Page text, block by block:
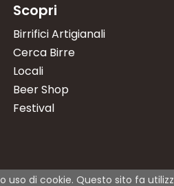
di cookie. Questo sito fa
Scopri
Birrifici Artigianali
Cerca Birre
Locali
Beer Shop
Festival